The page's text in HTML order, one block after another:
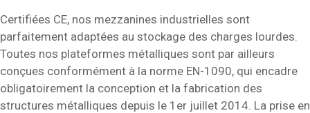
Certifiées CE, nos mezzanines industrielles sont
parfaitement adaptées au stockage des charges lourdes.
Toutes nos plateformes métalliques sont par ailleurs
conçues conformément à la norme EN-1090, qui encadre
obligatoirement la conception et la fabrication des
structures métalliques depuis le 1er juillet 2014. La prise en